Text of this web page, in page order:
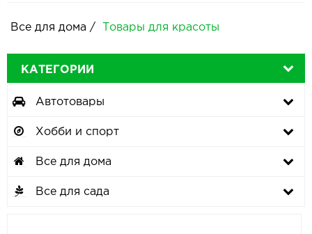
Все для дома / Товары для красоты
КАТЕГОРИИ
Автотовары
Хобби и спорт
Все для дома
Все для сада